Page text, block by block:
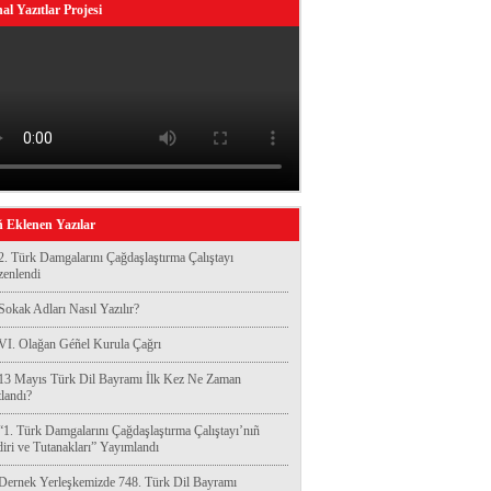
Yazıtlar Projesi
Eklenen Yazılar
Türk Damgalarını Çağdaşlaştırma Çalıştayı
Adları Nasıl Yazılır?
Olağan Géñel Kurula Çağrı
13 Mayıs Türk Dil Bayramı İlk Kez Ne Zaman
Türk Damgalarını Çağdaşlaştırma Çalıştayı’nıñ
ve Tutanakları” Yayımlandı
Yerleşkemizde 748. Türk Dil Bayramı